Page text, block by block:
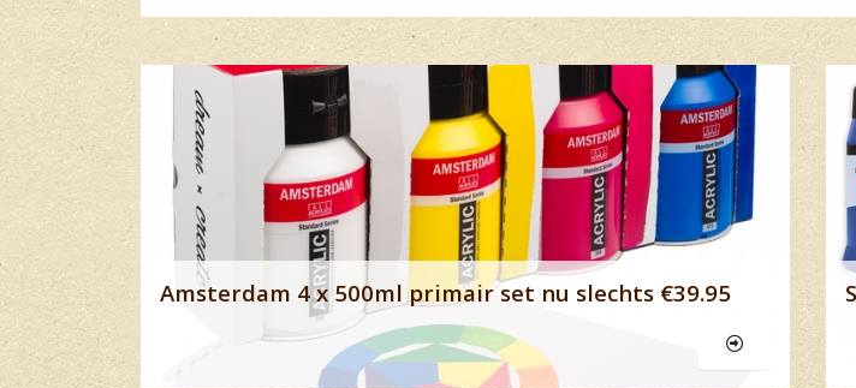
Banner row 2
Amsterdam 4 x 500ml primair set nu slechts €39.95